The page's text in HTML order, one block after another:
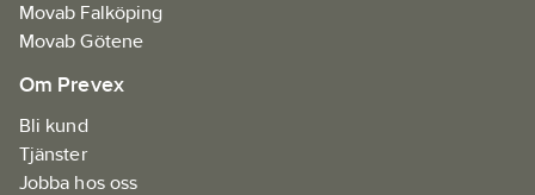
Movab Falköping
Movab Götene
Om Prevex
Bli kund
Tjänster
Jobba hos oss